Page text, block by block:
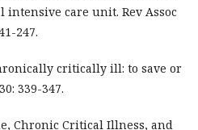
care unit. Rev Assoc
247.
critically ill: to save or
339-347.
Chronic Critical Illness, and